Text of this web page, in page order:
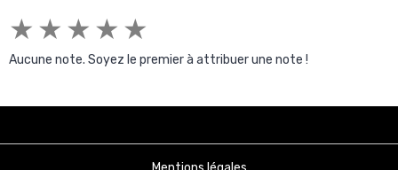
★ ★ ★ ★ ★
Aucune note. Soyez le premier à attribuer une note !